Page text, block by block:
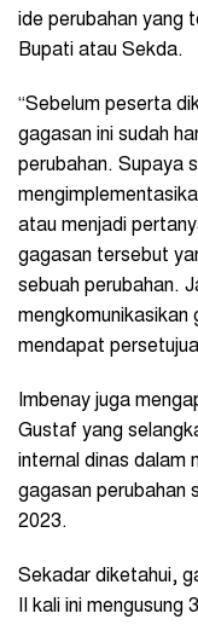
ide perubahan yang
Bupati atau Sekda.
“Sebelum peserta
gagasan ini sudah
perubahan. Supaya
atau menjadi
gagasan tersebut
sebuah perubahan.
mengkomunikasikan
mendapat
Imbenay juga
Gustaf yang
internal dinas dalam
gagasan perubahan
2023.
Sekadar diketahui,
II kali ini mengusung